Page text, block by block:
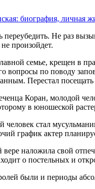
биография, личная
Не раз
произойдет.
семье, крещен в
вопросы по поводу
Перестал
Коран, молодой
в юношеской
человек стал
график актер
наложила свой
о постельных и
были и периоды